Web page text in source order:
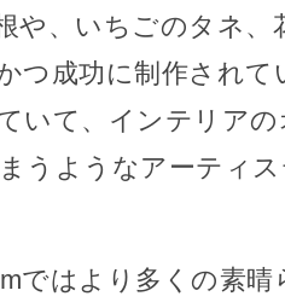
や、いちごのタネ、
つ成功に制作され
いて、インテリア
うようなアーティ
ではより多くの素晴